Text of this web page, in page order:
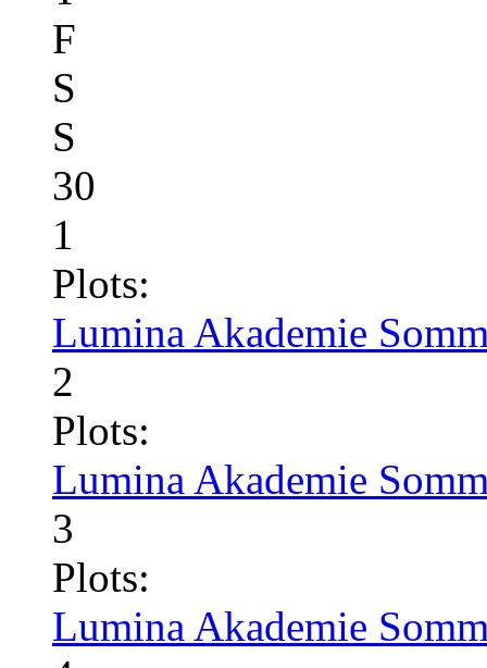
F
S
S
30
1
Plots:
Lumina Akademie
2
Plots:
Lumina Akademie
3
Plots:
Lumina Akademie